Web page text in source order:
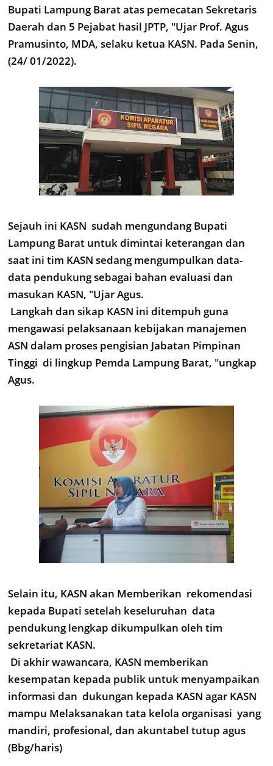
Bupati Lampung Barat atas pemecatan Sekretaris
Daerah dan 5 Pejabat hasil JPTP, "Ujar Prof. Agus
Pramusinto, MDA, selaku ketua KASN. Pada Senin,
(24/ 01/2022).
Sejauh ini KASN sudah mengundang Bupati
Lampung Barat untuk dimintai keterangan dan
saat ini tim KASN sedang mengumpulkan data-
data pendukung sebagai bahan evaluasi dan
masukan KASN, "Ujar Agus.
Langkah dan sikap KASN ini ditempuh guna
mengawasi pelaksanaan kebijakan manajemen
ASN dalam proses pengisian Jabatan Pimpinan
Tinggi di lingkup Pemda Lampung Barat, "ungkap
Agus.
Selain itu, KASN akan Memberikan rekomendasi
kepada Bupati setelah keseluruhan data
pendukung lengkap dikumpulkan oleh tim
sekretariat KASN.
Di akhir wawancara, KASN memberikan
kesempatan kepada publik untuk menyampaikan
informasi dan dukungan kepada KASN agar KASN
mampu Melaksanakan tata kelola organisasi yang
mandiri, profesional, dan akuntabel tutup agus
(Bbg/haris)